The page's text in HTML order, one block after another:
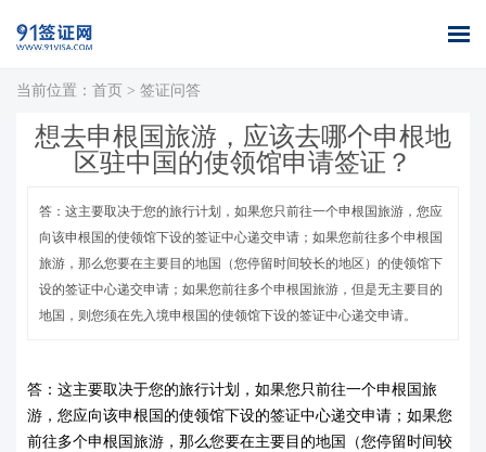
首页 全球签证
办理
签证案例
库
当前位置： 首页 > 签证问答
想去申根国旅游，应该去哪个申根地
区驻中国的使领馆申请签证？
答：这主要取决于您的旅行计划，如果您只前往一个申根国旅游，您应
向该申根国的使领馆下设的签证中心递交申请；如果您前往多个申根国
旅游，那么您要在主要目的地国（您停留时间较长的地区）的使领馆下
设的签证中心递交申请；如果您前往多个申根国旅游，但是无主要目的
地国，则您须在先入境申根国的使领馆下设的签证中心递交申请。
答： 这主要取决于您的旅行计划，如果您只前往一个申根国旅
游，您应向该申根国的使领馆下设的签证中心递交申请；如果您
前往多个申根国旅游，那么您要在主要目的地国（您停留时间较